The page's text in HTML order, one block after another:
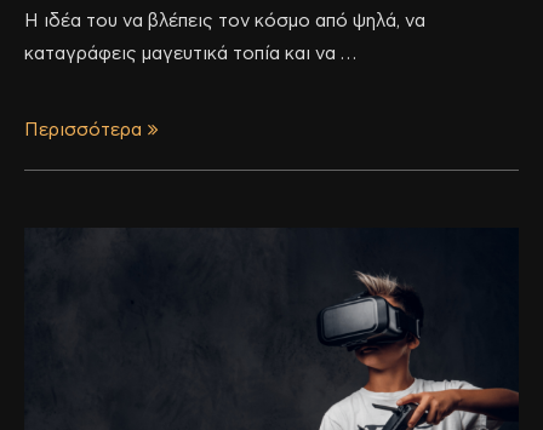
Η ιδέα του να βλέπεις τον κόσμο από ψηλά, να
καταγράφεις μαγευτικά τοπία και να …
Περισσότερα